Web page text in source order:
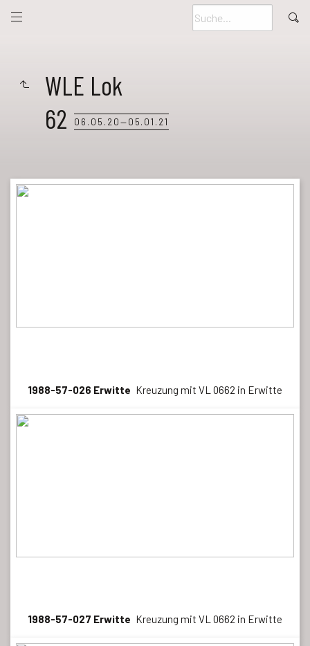
WLE Lok
62
06.05.20—05.01.21
1988-57-026 Erwitte Kreuzung mit VL 0662 in Erwitte
1988-57-027 Erwitte Kreuzung mit VL 0662 in Erwitte